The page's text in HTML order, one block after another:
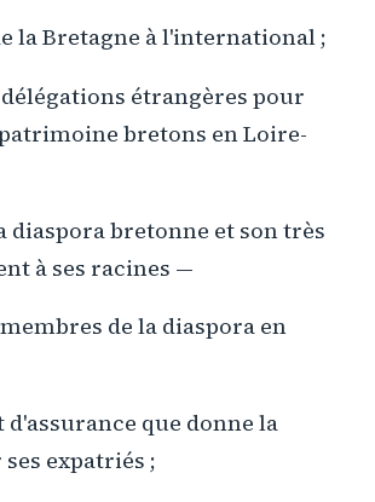
la Bretagne à l'international ;
étrangères pour
bretons en Loire-
diaspora bretonne et son très
à ses racines —
de la diaspora en
que donne la
expatriés ;